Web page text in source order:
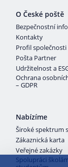
O České poště
Bezpečnostní
Kontakty
Profil společnosti
Pošta Partner
Udržitelnost a
Ochrana
– GDPR
Nabízíme
Široké spektrum
Zákaznická karta
Veřejné zakázky
Spolupráci